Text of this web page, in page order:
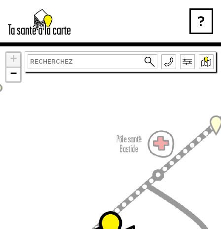
content
?
+
−